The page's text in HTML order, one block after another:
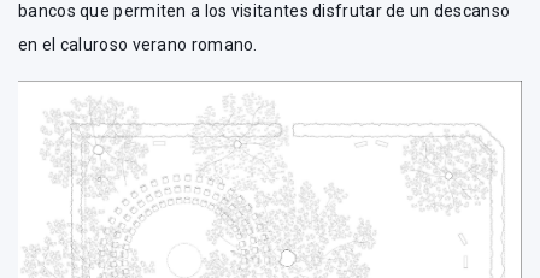
bancos que permiten a los visitantes disfrutar de un descanso
en el caluroso verano romano.